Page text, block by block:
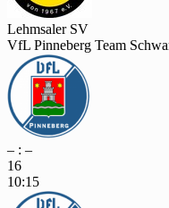
Lehmsaler SV
VfL Pinneberg Team
– : –
16
10:15